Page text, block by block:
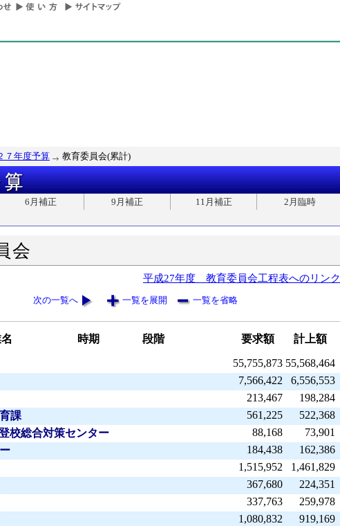
７年度予算 教育委員会(累計)
6月補正 9月補正 11月補正
2月臨時
会
平成27年度 教育委員会工程表へのリンク
次の一覧へ 一覧を展開 一覧を省略
時期 段階 要求額 計上額
55,755,873 55,568,464
7,566,422
6,556,553
213,467
198,284
課
561,225
522,368
校総合対策センター
88,168
73,901
184,438
162,386
1,515,952
1,461,829
367,680
224,351
337,763
259,978
1,080,832
919,169